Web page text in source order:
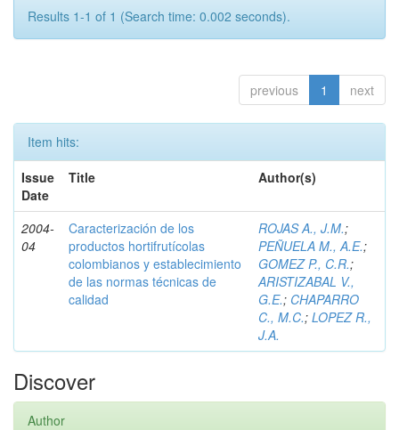
Results 1-1 of 1 (Search time: 0.002 seconds).
previous 1 next
Item hits:
Issue
Date
Title Author(s)
2004-
04
Caracterización de los
productos hortifrutícolas
colombianos y establecimiento
de las normas técnicas de
calidad
ROJAS A., J.M.;
PEÑUELA M., A.E.;
GOMEZ P., C.R.;
ARISTIZABAL V.,
G.E.; CHAPARRO
C., M.C.; LOPEZ R.,
J.A.
Discover
Author